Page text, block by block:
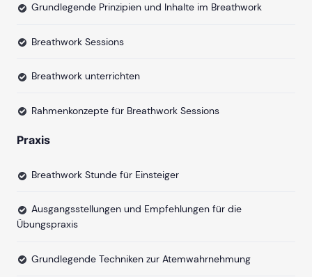
Grundlegende Prinzipien und Inhalte im Breathwork
Breathwork Sessions
Breathwork unterrichten
Rahmenkonzepte für Breathwork Sessions
Praxis
Breathwork Stunde für Einsteiger
Ausgangsstellungen und Empfehlungen für die
Übungspraxis
Grundlegende Techniken zur Atemwahrnehmung